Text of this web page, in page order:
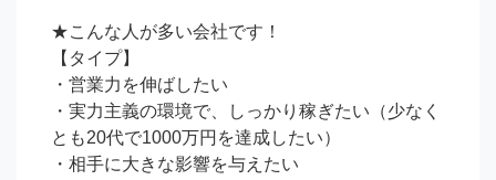
★こんな人が多い会社です！
【タイプ】
・営業力を伸ばしたい
・実力主義の環境で、しっかり稼ぎたい（少なく
とも20代で1000万円を達成したい）
・相手に大きな影響を与えたい